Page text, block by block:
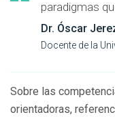
paradigmas
Dr. Óscar
Docente de la
Sobre las
orientadoras,